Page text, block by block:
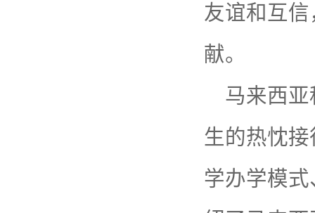
友谊和互
献。
马来西亚
生的热忱
学办学模